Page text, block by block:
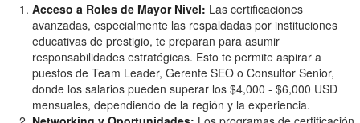
Acceso a Roles de Mayor Nivel: Las certificaciones
avanzadas, especialmente las respaldadas por instituciones
educativas de prestigio, te preparan para asumir
responsabilidades estratégicas. Esto te permite aspirar a
puestos de Team Leader, Gerente SEO o Consultor Senior,
donde los salarios pueden superar los $4,000 - $6,000 USD
mensuales, dependiendo de la región y la experiencia.